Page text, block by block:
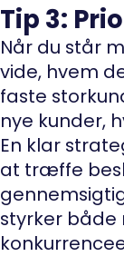
Tip 3:
Når du står
vide, hvem
faste
nye kunder,
En klar
at træffe
styrker både